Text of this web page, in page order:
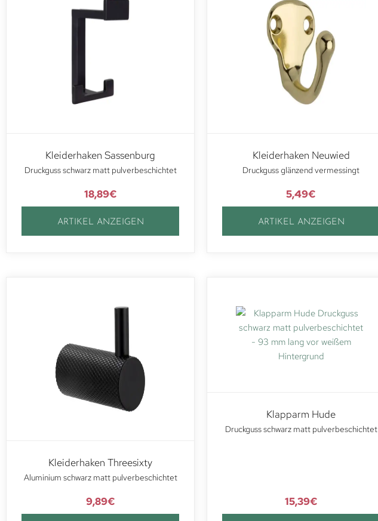
Kleiderhaken Sassenburg
Druckguss schwarz matt pulverbeschichtet
18,89€
ARTIKEL ANZEIGEN
Kleiderhaken Neuwied
Druckguss glänzend vermessingt
5,49€
ARTIKEL ANZEIGEN
Kleiderhaken Threesixty
Aluminium schwarz matt pulverbeschichtet
9,89€
Klapparm Hude
Druckguss schwarz matt pulverbeschichtet
15,39€